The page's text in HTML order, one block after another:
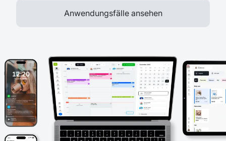
Anwendungsfälle ansehen